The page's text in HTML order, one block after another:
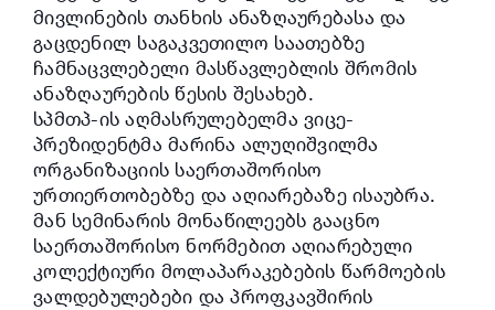
მივლინების თანხის ანაზღაურებასა და
გაცდენილ საგაკვეთილო საათებზე
ჩამნაცვლებელი მასწავლებლის შრომის
ანაზღაურების წესის შესახებ.
სპმთპ-ის აღმასრულებელმა ვიცე-
პრეზიდენტმა მარინა ალუღიშვილმა
ორგანიზაციის საერთაშორისო
ურთიერთობებზე და აღიარებაზე ისაუბრა.
მან სემინარის მონაწილეებს გააცნო
საერთაშორისო ნორმებით აღიარებული
კოლექტიური მოლაპარაკებების წარმოების
ვალდებულებები და პროფკავშირის